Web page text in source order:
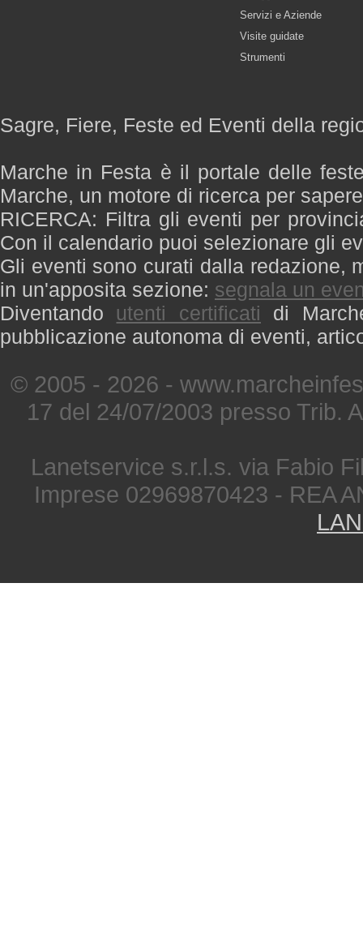
Servizi e Aziende
Visite guidate
Strumenti
Sagre, Fiere, Feste ed Eventi della
Marche in Festa è il portale delle
Marche, un motore di ricerca per
RICERCA: Filtra gli eventi per
Con il calendario puoi selezionare gli
Gli eventi sono curati dalla redazione,
in un'apposita sezione: segnala un
Diventando utenti certificati di
pubblicazione autonoma di eventi,
© 2005 - 2026 -
17 del 24/07/2003 presso Trib.
Lanetservice s.r.l.s. via Fabio
Imprese 02969870423 - REA